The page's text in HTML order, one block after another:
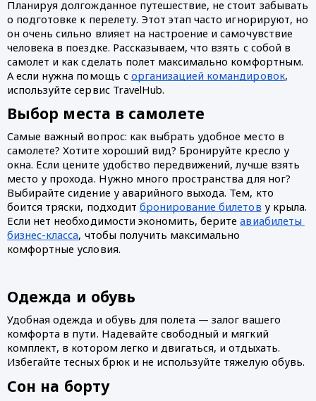
Планируя долгожданное путешествие, не стоит забывать
о подготовке к перелету. Этот этап часто игнорируют, но
он очень сильно влияет на настроение и самочувствие
человека в поездке. Рассказываем, что взять с собой в
самолет и как сделать полет максимально комфортным.
А если нужна помощь с организацией командировок,
используйте сервис TravelHub.
Выбор места в самолете
Самые важный вопрос: как выбрать удобное место в
самолете? Хотите хороший вид? Бронируйте кресло у
окна. Если цените удобство передвижений, лучше взять
место у прохода. Нужно много пространства для ног?
Выбирайте сидение у аварийного выхода. Тем, кто
боится тряски, подходит бронирование билетов у крыла.
Если нет необходимости экономить, берите авиабилеты
бизнес-класса, чтобы получить максимально
комфортные условия.
Одежда и обувь
Удобная одежда и обувь для полета — залог вашего
комфорта в пути. Надевайте свободный и мягкий
комплект, в котором легко и двигаться, и отдыхать.
Избегайте тесных брюк и не используйте тяжелую обувь.
Сон на борту